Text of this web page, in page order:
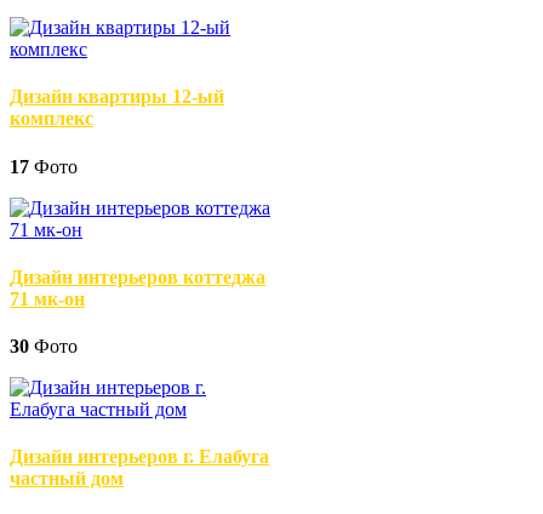
Дизайн квартиры 12-ый
комплекс
17 Фото
Дизайн интерьеров коттеджа
71 мк-он
30 Фото
Дизайн интерьеров г. Елабуга
частный дом